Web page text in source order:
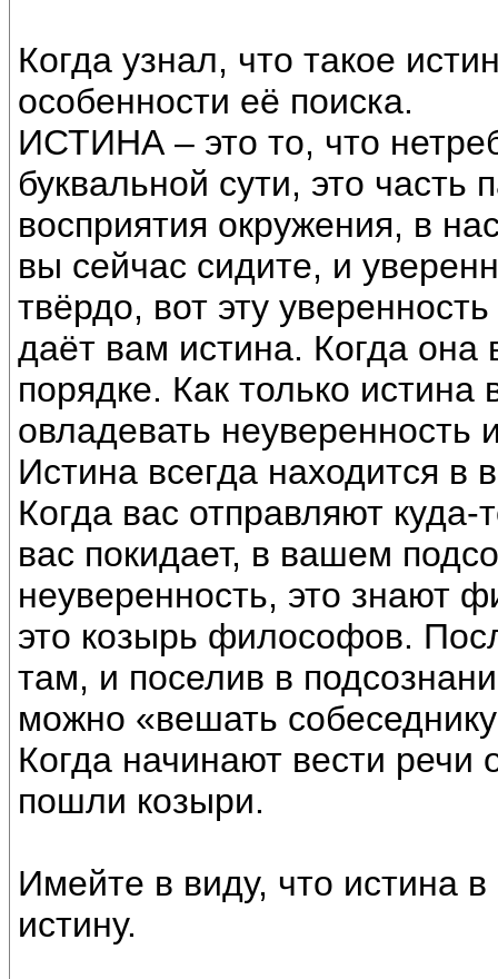
Когда узнал, что такое
особенности её поиска.
ИСТИНА – это то, что
буквальной сути, это
восприятия окружения, в
вы сейчас сидите, и
твёрдо, вот эту
даёт вам истина. Когда она
порядке. Как только
овладевать неуверенность
Истина всегда находится в
Когда вас отправляют куда-
вас покидает, в вашем
неуверенность, это знают
это козырь философов.
там, и поселив в
можно «вешать
Когда начинают вести речи
пошли козыри.
Имейте в виду, что истина
истину.